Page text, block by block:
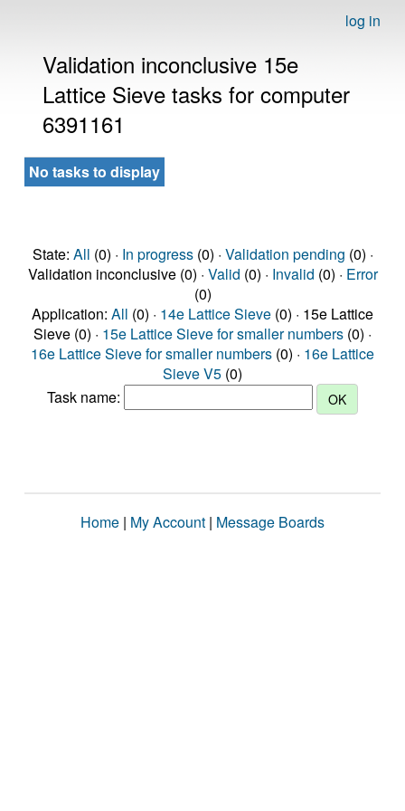
log in
Validation inconclusive 15e
Lattice Sieve tasks for computer
6391161
No tasks to display
State: All (0) · In progress(0) · Validation pending (0) ·
Validation inconclusive (0) · Valid (0) · Invalid (0) · Error
(0)
Application: All (0) · 14e Lattice Sieve (0) · 15e Lattice
Sieve (0) · 15e Lattice Sieve for smaller numbers (0) ·
16e Lattice Sieve for smaller numbers (0) · 16e Lattice
Sieve V5 (0)
Task name:
Home | My Account | Message Boards